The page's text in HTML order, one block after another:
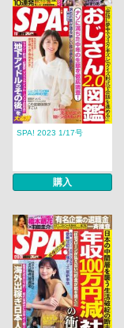
SPA! 2023 1/17号
購入